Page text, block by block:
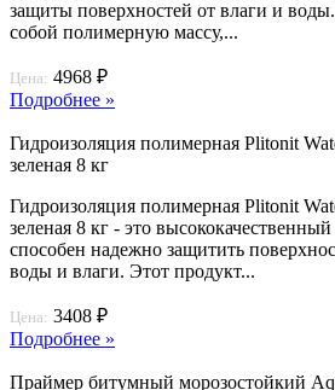
защиты поверхностей от влаги и
собой полимерную массу,...
Цена: 4968 ₽
Подробнее »
Гидроизоляция полимерная Plitonit
зеленая 8 кг
Гидроизоляция полимерная Plitonit
зеленая 8 кг - это
способен надежно защитить
воды и влаги. Этот продукт...
Цена: 3408 ₽
Подробнее »
Праймер битумный морозостойкий